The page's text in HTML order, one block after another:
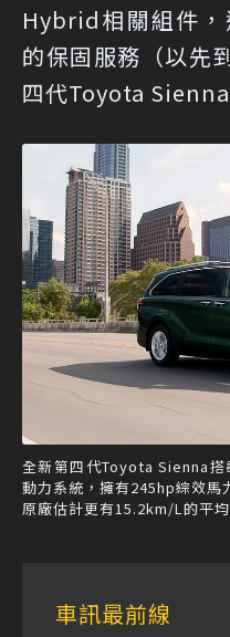
Hybrid相關組件
的保固服務（以先
四代Toyota
全新第四代Toyota Sienna
動力系統，擁有245hp綜效馬
原廠估計更有15.2km/L的平
車訊最前線